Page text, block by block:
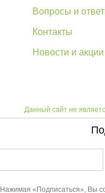
Вопросы и
Контакты
Новости и акции
Данный сайт не
Нажимая «Подписаться», Вы